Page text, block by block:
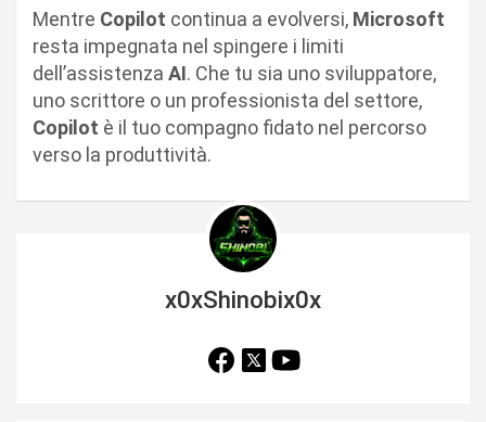
Mentre Copilot continua a evolversi, Microsoft
resta impegnata nel spingere i limiti
dell’assistenza AI. Che tu sia uno sviluppatore,
uno scrittore o un professionista del settore,
Copilot è il tuo compagno fidato nel percorso
verso la produttività.
x0xShinobix0x